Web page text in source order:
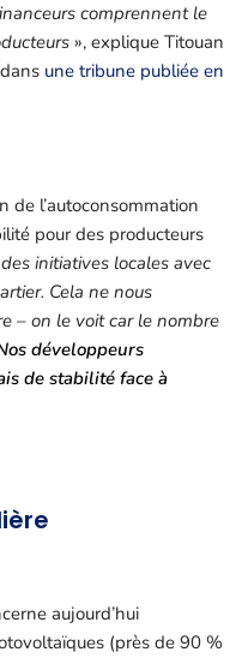
comprennent le
», explique Titouan
une tribune publiée en
de l’autoconsommation
pour des producteurs
initiatives locales avec
Cela ne nous
– on le voit car le nombre
développeurs
de stabilité face à
aujourd’hui
(près de 90 %